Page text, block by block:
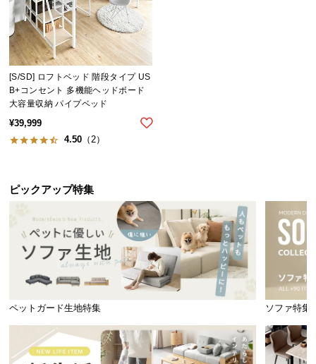
つ
い
て
開
梱
置
サ
ス
て
入
経
路
に
[S/SD] ロフトベッド 階段タイプ US
B+コンセント 多機能ヘッドボード
大容量収納 パイプベッド
¥39,999
4.50 （2）
ピックアップ特集
ペットガード生地特集 ソファ特集